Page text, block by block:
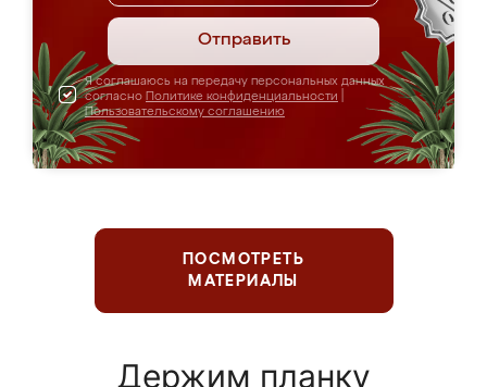
Отправить
Я соглашаюсь на передачу персональных данных
согласно Политике конфиденциальности
Пользовательскому соглашению
ПОСМОТРЕТЬ
МАТЕРИАЛЫ
Держим планку